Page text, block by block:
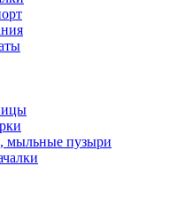
мыльные пузыри